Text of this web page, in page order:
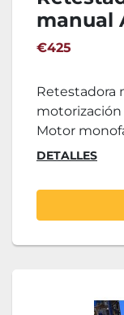
manual
€425
Retestadora
motorización
Motor
DETALLES